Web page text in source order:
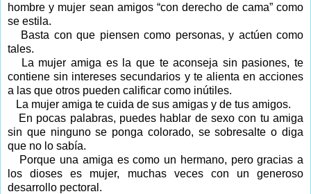
hombre y mujer sean amigos “con derecho de cama” como
se estila.
Basta con que piensen como personas, y actúen como
tales.
La mujer amiga es la que te aconseja sin pasiones, te
contiene sin intereses secundarios y te alienta en acciones
a las que otros pueden calificar como inútiles.
La mujer amiga te cuida de sus amigas y de tus amigos.
En pocas palabras, puedes hablar de sexo con tu amiga
sin que ninguno se ponga colorado, se sobresalte o diga
que no lo sabía.
Porque una amiga es como un hermano, pero gracias a
los dioses es mujer, muchas veces con un generoso
desarrollo pectoral.